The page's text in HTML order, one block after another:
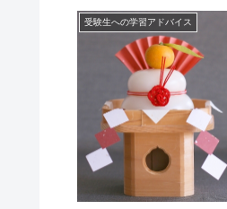
受験生への学習アドバイス